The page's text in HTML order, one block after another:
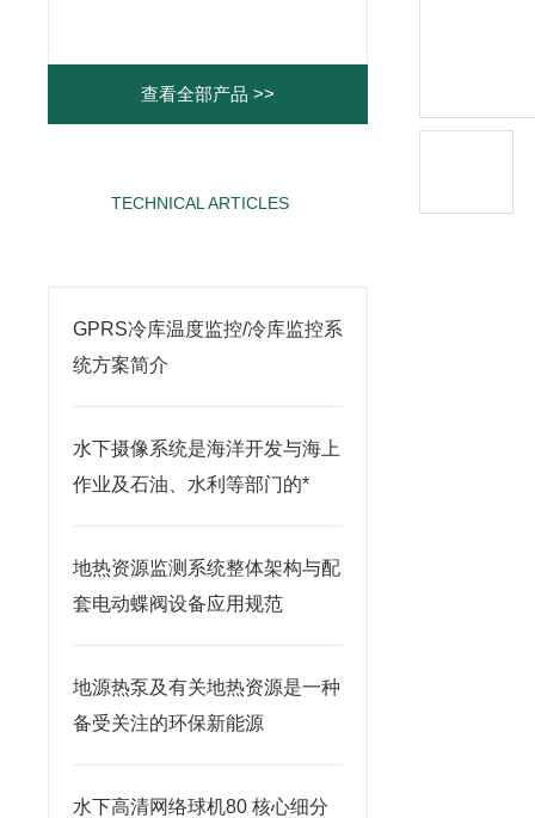
查看全部产品 >>
TECHNICAL ARTICLES
GPRS冷库温度监控/冷库监控系
统方案简介
水下摄像系统是海洋开发与海上
作业及石油、水利等部门的*
地热资源监测系统整体架构与配
套电动蝶阀设备应用规范
地源热泵及有关地热资源是一种
备受关注的环保新能源
水下高清网络球机80 核心细分